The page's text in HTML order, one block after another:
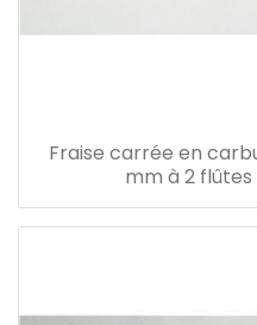
Fraise carrée en
mm à 2